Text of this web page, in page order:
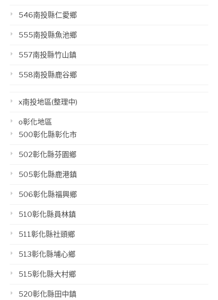
546南投縣仁愛鄉
555南投縣魚池鄉
557南投縣竹山鎮
558南投縣鹿谷鄉
x南投地區(整理中)
o彰化地區
500彰化縣彰化市
502彰化縣芬園鄉
505彰化縣鹿港鎮
506彰化縣福興鄉
510彰化縣員林鎮
511彰化縣社頭鄉
513彰化縣埔心鄉
515彰化縣大村鄉
520彰化縣田中鎮